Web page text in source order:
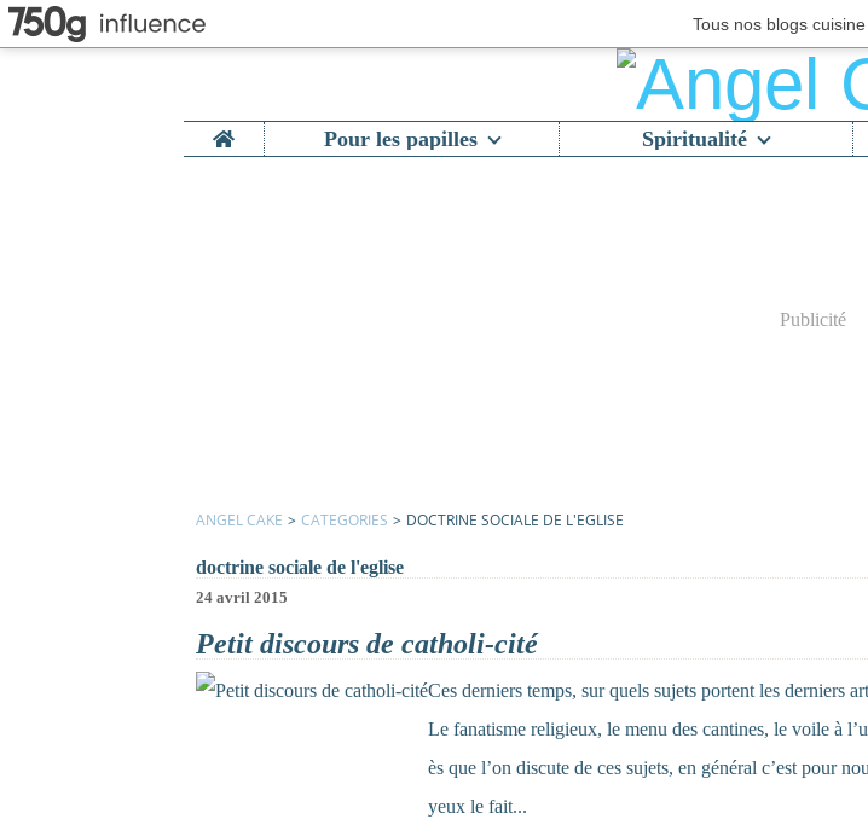
Tous nos blogs cuisine
Home Pour les papilles Spiritualité
Publicité
ANGEL CAKE > CATEGORIES > DOCTRINE SOCIALE DE L'EGLISE
doctrine sociale de l'eglise
24 avril 2015
Petit discours de catholi-cité
Ces derniers temps, sur quels sujets portent les derniers
Le fanatisme religieux, le menu des cantines, le voile à
ès que l’on discute de ces sujets, en général c’est pour
yeux le fait...